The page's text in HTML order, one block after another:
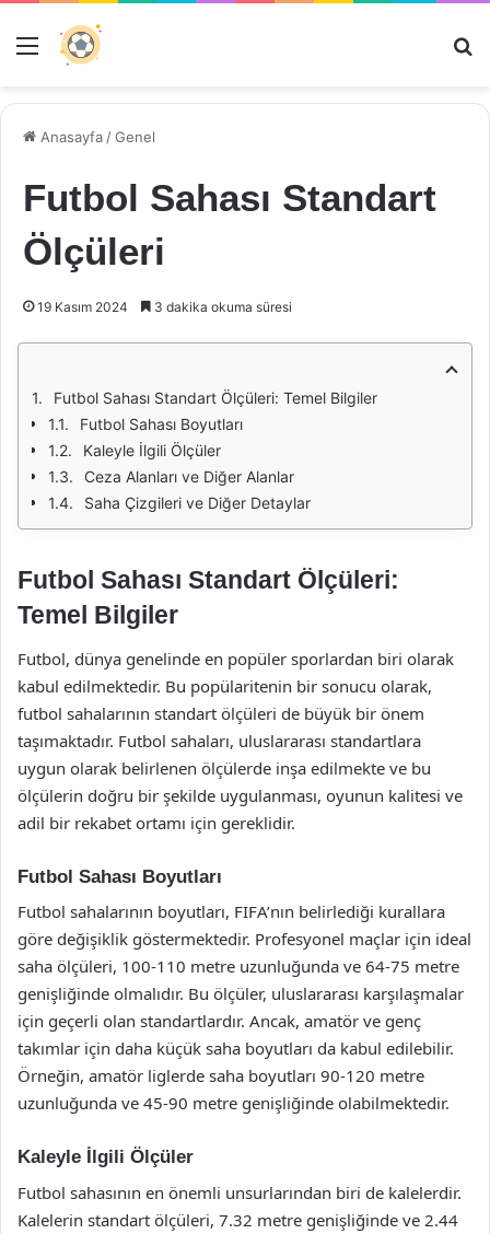
Menü
Anasayfa /Genel
Futbol Sahası Standart
Ölçüleri
19 Kasım 2024 3 dakika okuma süresi
Futbol Sahası Standart Ölçüleri: Temel Bilgiler
Futbol Sahası Boyutları
Kaleyle İlgili Ölçüler
Ceza Alanları ve Diğer Alanlar
Saha Çizgileri ve Diğer Detaylar
Futbol Sahası Standart Ölçüleri:
Temel Bilgiler
Futbol, dünya genelinde en popüler sporlardan biri olarak
kabul edilmektedir. Bu popülaritenin bir sonucu olarak,
futbol sahalarının standart ölçüleri de büyük bir önem
taşımaktadır. Futbol sahaları, uluslararası standartlara
uygun olarak belirlenen ölçülerde inşa edilmekte ve bu
ölçülerin doğru bir şekilde uygulanması, oyunun kalitesi ve
adil bir rekabet ortamı için gereklidir.
Futbol Sahası Boyutları
Futbol sahalarının boyutları, FIFA’nın belirlediği kurallara
göre değişiklik göstermektedir. Profesyonel maçlar için ideal
saha ölçüleri, 100-110 metre uzunluğunda ve 64-75 metre
genişliğinde olmalıdır. Bu ölçüler, uluslararası karşılaşmalar
için geçerli olan standartlardır. Ancak, amatör ve genç
takımlar için daha küçük saha boyutları da kabul edilebilir.
Örneğin, amatör liglerde saha boyutları 90-120 metre
uzunluğunda ve 45-90 metre genişliğinde olabilmektedir.
Kaleyle İlgili Ölçüler
Futbol sahasının en önemli unsurlarından biri de kalelerdir.
Kalelerin standart ölçüleri, 7.32 metre genişliğinde ve 2.44